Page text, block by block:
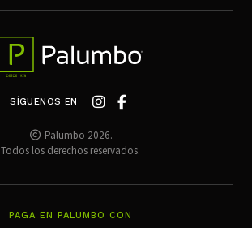
SÍGUENOS EN
Palumbo 2026.
Todos los derechos reservados.
PAGA EN PALUMBO CON